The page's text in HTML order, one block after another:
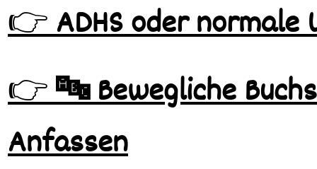
👉ADHS oder
👉🔤 Bewegliche
Anfassen